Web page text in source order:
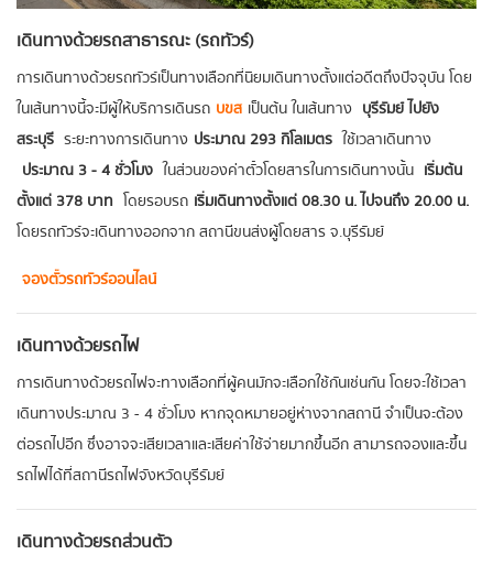
เดินทางด้วยรถสาธารณะ (รถทัวร์)
การเดินทางด้วยรถทัวร์เป็นทางเลือกที่นิยมเดินทางตั้งแต่อดีตถึงปัจจุบัน โดย
ในเส้นทางนี้จะมีผู้ให้บริการเดินรถ บขส เป็นต้น ในเส้นทาง บุรีรัมย์ ไปยัง
สระบุรี ระยะทางการเดินทาง ประมาณ 293 กิโลเมตร ใช้เวลาเดินทาง
ประมาณ 3 - 4 ชั่วโมง ในส่วนของค่าตั๋วโดยสารในการเดินทางนั้น เริ่มต้น
ตั้งแต่ 378 บาท โดยรอบรถ เริ่มเดินทางตั้งแต่ 08.30 น. ไปจนถึง 20.00 น.
โดยรถทัวร์จะเดินทางออกจาก สถานีขนส่งผู้โดยสาร จ.บุรีรัมย์
จองตั๋วรถทัวร์ออนไลน์
เดินทางด้วยรถไฟ
การเดินทางด้วยรถไฟจะทางเลือกที่ผู้คนมักจะเลือกใช้กันเช่นกัน โดยจะใช้เวลา
เดินทางประมาณ 3 - 4 ชั่วโมง หากจุดหมายอยู่ห่างจากสถานี จำเป็นจะต้อง
ต่อรถไปอีก ซึ่งอาจจะเสียเวลาและเสียค่าใช้จ่ายมากขึ้นอีก สามารถจองและขึ้น
รถไฟได้ที่สถานีรถไฟจังหวัดบุรีรัมย์
เดินทางด้วยรถส่วนตัว